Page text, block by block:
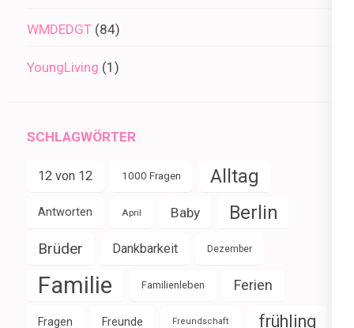
WMDEDGT (84)
YoungLiving (1)
SCHLAGWÖRTER
12 von 12 1000 Fragen Alltag
Antworten April Baby Berlin
Brüder Dankbarkeit Dezember
Familie Familienleben Ferien
Fragen Freunde Freundschaft frühling